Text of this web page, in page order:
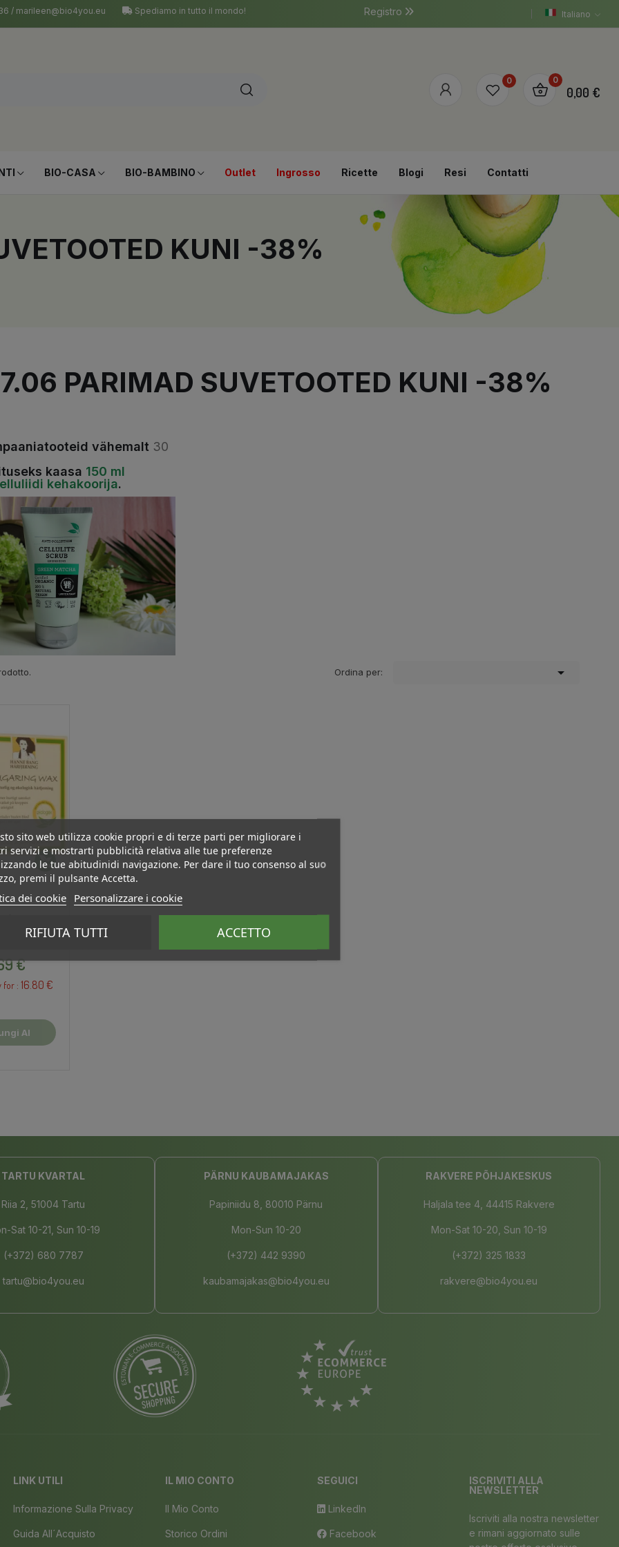
/ marileen@bio4you.eu Spediamo in tutto il mondo! Italiano
Registro
0 0
0,00 €
BIO-CASA BIO-BAMBINO Outlet Ingrosso Ricette Blogi Resi Contatti
KUNI -38%
PARIMAD SUVETOOTED KUNI -38%
vähemalt 30
kaasa 150 ml
kehakoorija.
Ordina per: 
€
for : 16.80 €
Al
TARTU KVARTAL
Riia 2, 51004 Tartu
Sat 10-21, Sun 10-19
(+372) 680 7787
tartu@bio4you.eu
PÄRNU KAUBAMAJAKAS
Papiniidu 8, 80010 Pärnu
Mon-Sun 10-20
(+372) 442 9390
kaubamajakas@bio4you.eu
RAKVERE PÕHJAKESKUS
Haljala tee 4, 44415 Rakvere
Mon-Sat 10-20, Sun 10-19
(+372) 325 1833
rakvere@bio4you.eu
LINK UTILI
Informazione Sulla Privacy
Guida All´acquisto
IL MIO CONTO
Il Mio Conto
Storico Ordini
SEGUICI
LinkedIn
Facebook
ISCRIVITI ALLA
NEWSLETTER
Iscriviti alla nostra newsletter
e rimani aggiornato sulle
sito web utilizza cookie propri e di terze parti per migliorare i
servizi e mostrarti pubblicità relativa alle tue preferenze
le tue abitudinidi navigazione. Per dare il tuo consenso al suo
premi il pulsante Accetta.
dei cookie Personalizzare i cookie
RIFIUTA TUTTI ACCETTO